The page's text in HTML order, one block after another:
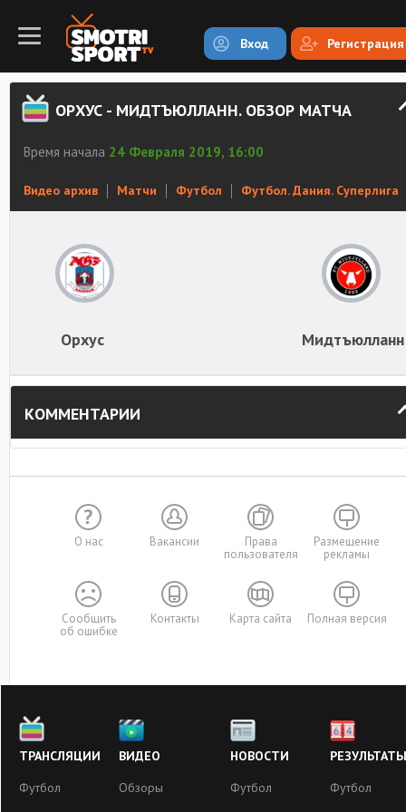
Вход Регистрация
ОРХУС - МИДТЪЮЛЛАНН. ОБЗОР МАТЧА
Время начала 24 Февраля 2019, 16:00
Видео архив Матчи Футбол Футбол. Дания. Суперлига
Орхус Мидтъюлланн
КОММЕНТАРИИ
О нас Вакансии
Права
пользователя
Размещение
рекламы
Сообщить
об ошибке
Контакты Карта сайта Полная версия
ТРАНСЛЯЦИИ
Футбол
ВИДЕО
Обзоры
НОВОСТИ
Футбол
РЕЗУЛЬТАТЫ
Футбол